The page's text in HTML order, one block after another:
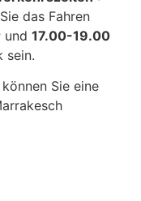
das Fahren
und 17.00-19.00
sein.
Sie eine